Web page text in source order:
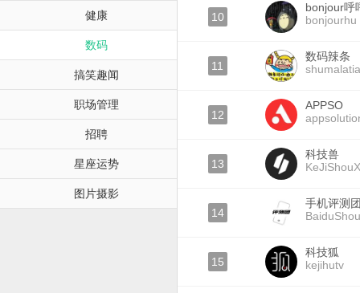
健康
数码
搞笑趣闻
职场管理
招聘
星座运势
图片摄影
10
bonjour呼
bonjourhu
11
数码辣条
12
APPSO
13
科技兽
KeJiShouX
14
手机评测
15
科技狐
kejihutv